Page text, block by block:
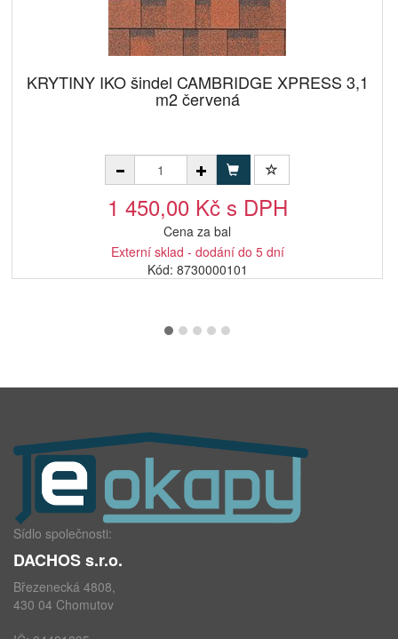
KRYTINY IKO šindel CAMBRIDGE XPRESS 3,1
m2 červená
1 450,00 Kč s DPH
Cena za bal
Externí sklad - dodání do 5 dní
Kód: 8730000101
Sídlo společnosti:
DACHOS s.r.o.
Březenecká 4808,
430 04 Chomutov